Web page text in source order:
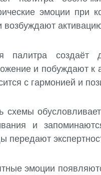
эмоции при
возбуждают
палитра создаёт
и побуждают к
с гармонией и
схемы
и
передают
эмоции